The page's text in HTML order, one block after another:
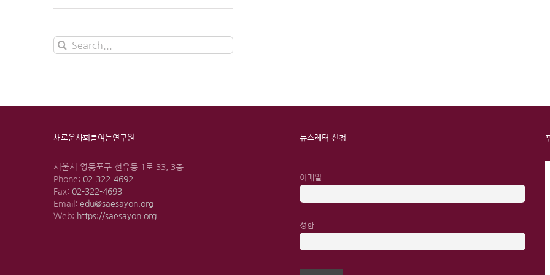
Search
for:
새로운사회를여는연구원
서울시 영등포구 선유동 1로 33, 3층
Phone: 02-322-4692
Fax: 02-322-4693
Email: edu@saesayon.org
Web: https://saesayon.org
뉴스레터 신청
이메일
성함